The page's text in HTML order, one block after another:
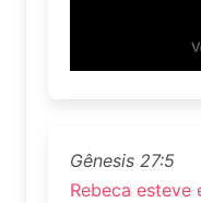
Gênesis 27:5
Rebeca esteve